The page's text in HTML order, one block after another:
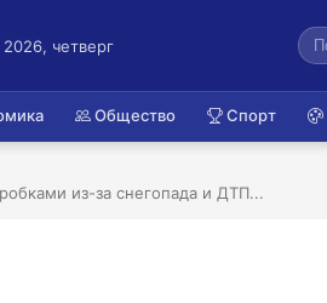
2026, четверг
Общество Спорт
из-за снегопада и ДТП...